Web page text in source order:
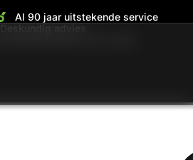
Al 90 jaar uitstekende service
Deskundig advies